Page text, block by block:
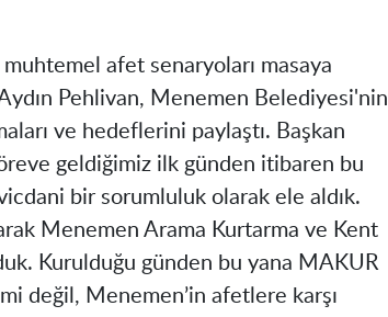
afet senaryoları masaya
Pehlivan, Menemen Belediyesi'nin
ve hedeflerini paylaştı. Başkan
geldiğimiz ilk günden itibaren bu
bir sorumluluk olarak ele aldık.
Menemen Arama Kurtarma ve Kent
Kurulduğu günden bu yana MAKUR
değil, Menemen’in afetlere karşı